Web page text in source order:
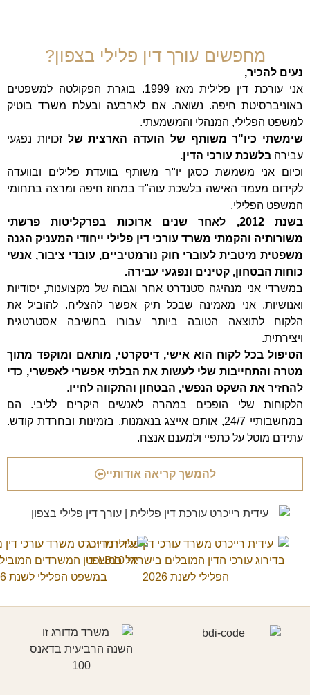
מחפשים עורך דין פלילי בצפון?
נעים להכיר,
אני עורכת דין פלילית מאז 1999. בוגרת הפקולטה למשפטים
באוניברסיטת חיפה. נשואה. אם לארבעה ובעלת משרד בוטיק
למשפט הפלילי, המנהלי והמשמעתי.
שימשתי כיו"ר משותף של הועדה הארצית של זכויות נפגעי
עבירה בלשכת עורכי הדין.
וכיום אני משמשת כסגן יו"ר משותף בוועדת פלילים ובוועדה
לקידום מעמד האישה בלשכת עוה"ד במחוז חיפה ומרצה בתחומי
המשפט הפלילי.
בשנת 2012, לאחר שנים ארוכות בפרקליטות פרשתי
משורותיה והקמתי משרד עורכי דין פלילי ייחודי המעניק הגנה
משפטית מיטבית לעוברי חוק נורמטיביים, עובדי ציבור, אנשי
כוחות הבטחון, קטינים ונפגעי עבירה.
במשרדי אני מנהיגה סטנדרט אחר וגבוה של מקצוענות, יסודיות
ואנושיות. אני מאמינה שבכל תיק אפשר להצליח. להוביל את
הלקוח לתוצאה הטובה ביותר עבורו בחשיבה אסטרטגית
ויצירתית.
הטיפול בכל לקוח הוא אישי, דיסקרטי, מותאם ומוקפד מתוך
מטרה והתחייבות שלי לעשות את הבלתי אפשרי לאפשרי, כדי
להחזיר את השקט הנפשי, הבטחון והתקווה לחייו.
הלקוחות שלי הופכים במהרה לאנשים היקרים לליבי. הם
במחשבותיי 24/7, אותם אייצג בנאמנות, בזמינות ובחרדת קודש.
עתידם מוטל על כתפיי ולמענם אנצח.
להמשך קריאה אודותיי